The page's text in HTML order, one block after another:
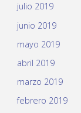
julio 2019
junio 2019
mayo 2019
abril 2019
marzo 2019
febrero 2019